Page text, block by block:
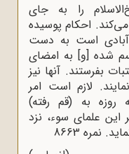
را به جاى
مى‌کند. احکام پوسیده
است به دست
شده [و] به امضاى
بفرستند. آنها نیز
لازم است امر
روزه به (قم رفته)
این علماى سوء، نزد
نمره 8663